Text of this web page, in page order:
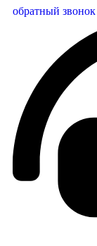
обратный звонок